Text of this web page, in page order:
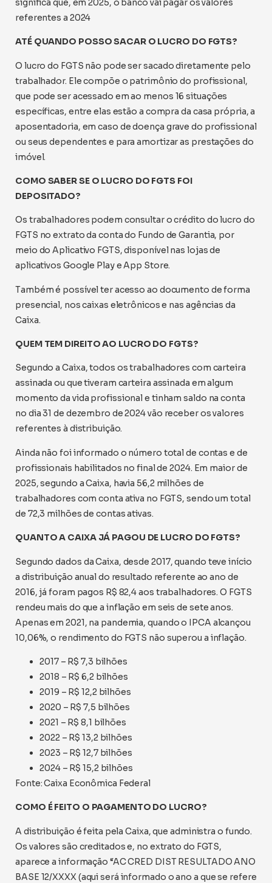
significa que, em 2025, o banco vai pagar os valores
referentes a 2024
ATÉ QUANDO POSSO SACAR O LUCRO DO FGTS?
O lucro do FGTS não pode ser sacado diretamente pelo
trabalhador. Ele compõe o patrimônio do profissional,
que pode ser acessado em ao menos 16 situações
específicas, entre elas estão a compra da casa própria, a
aposentadoria, em caso de doença grave do profissional
ou seus dependentes e para amortizar as prestações do
imóvel.
COMO SABER SE O LUCRO DO FGTS FOI
DEPOSITADO?
Os trabalhadores podem consultar o crédito do lucro do
FGTS no extrato da conta do Fundo de Garantia, por
meio do Aplicativo FGTS, disponível nas lojas de
aplicativos Google Play e App Store.
Também é possível ter acesso ao documento de forma
presencial, nos caixas eletrônicos e nas agências da
Caixa.
QUEM TEM DIREITO AO LUCRO DO FGTS?
Segundo a Caixa, todos os trabalhadores com carteira
assinada ou que tiveram carteira assinada em algum
momento da vida profissional e tinham saldo na conta
no dia 31 de dezembro de 2024 vão receber os valores
referentes à distribuição.
Ainda não foi informado o número total de contas e de
profissionais habilitados no final de 2024. Em maior de
2025, segundo a Caixa, havia 56,2 milhões de
trabalhadores com conta ativa no FGTS, sendo um total
de 72,3 milhões de contas ativas.
QUANTO A CAIXA JÁ PAGOU DE LUCRO DO FGTS?
Segundo dados da Caixa, desde 2017, quando teve início
a distribuição anual do resultado referente ao ano de
2016, já foram pagos R$ 82,4 aos trabalhadores. O FGTS
rendeu mais do que a inflação em seis de sete anos.
Apenas em 2021, na pandemia, quando o IPCA alcançou
10,06%, o rendimento do FGTS não superou a inflação.
2017 – R$ 7,3 bilhões
2018 – R$ 6,2 bilhões
2019 – R$ 12,2 bilhões
2020 – R$ 7,5 bilhões
2021 – R$ 8,1 bilhões
2022 – R$ 13,2 bilhões
2023 – R$ 12,7 bilhões
2024 – R$ 15,2 bilhões
Fonte: Caixa Econômica Federal
COMO É FEITO O PAGAMENTO DO LUCRO?
A distribuição é feita pela Caixa, que administra o fundo.
Os valores são creditados e, no extrato do FGTS,
aparece a informação “AC CRED DIST RESULTADO ANO
BASE 12/XXXX (aqui será informado o ano a que se refere